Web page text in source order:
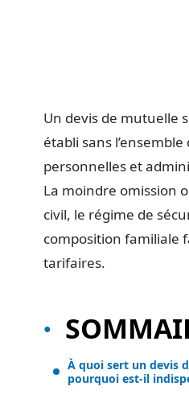
Un devis de mutuelle
établi sans
personnelles et
La moindre omission
civil, le régime de
composition familiale
tarifaires.
À quoi sert un devis
pourquoi est-il